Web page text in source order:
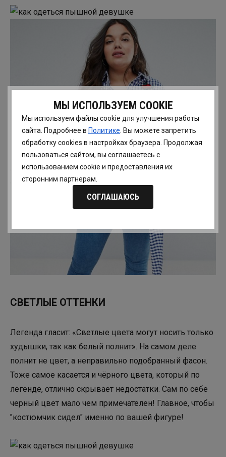
МЫ ИСПОЛЬЗУЕМ COOKIE
Мы используем файлы cookie для улучшения работы
сайта. Подробнее в Политике . Вы можете запретить
обработку сookies в настройках браузера. Продолжая
пользоваться сайтом, вы соглашаетесь с
использованием cookie и предоставления их
сторонним партнерам.
СОГЛАШАЮСЬ
СВЕТЛЫЕ ОТТЕНКИ
Легенда гласит: «Светлые цвета могут носить только
худышки, так как белый полнит». На самом деле
полнит не цвет, а неправильно подобранный фасон.
Тоже самое касается и чёрного цвета, который по
легенде, отлично скрывает недостатки. Сам по себе
черный цвет мало чем примечателен! Главное, чтобы
"костюмчик сидел" именно по вашей фигуре!